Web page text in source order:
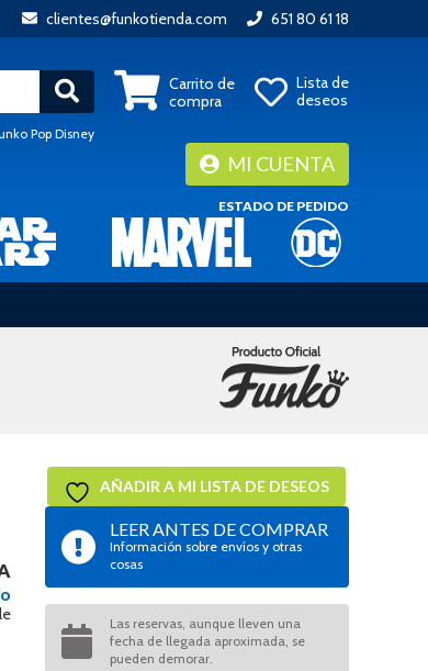
clientes@funkotienda.com 651 80 61 18
Pop Disney
Carrito de
compra
Lista de
deseos
MI CUENTA
ESTADO DE PEDIDO
AÑADIR A MI LISTA DE DESEOS
LEER ANTES DE COMPRAR
Información sobre envíos y otras
cosas
Las reservas, aunque lleven una
fecha de llegada aproximada, se
pueden demorar.